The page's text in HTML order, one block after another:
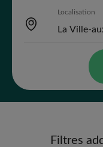
Localisation
Filtres